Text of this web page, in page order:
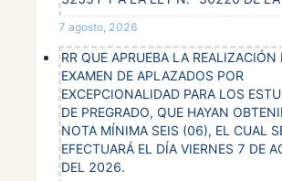
7 agosto, 2026
RR QUE APRUEBA LA REALIZACIÓN
EXAMEN DE APLAZADOS POR
EXCEPCIONALIDAD PARA LOS
DE PREGRADO, QUE HAYAN
NOTA MÍNIMA SEIS (06), EL CUAL
EFECTUARÁ EL DÍA VIERNES 7 DE
DEL 2026.